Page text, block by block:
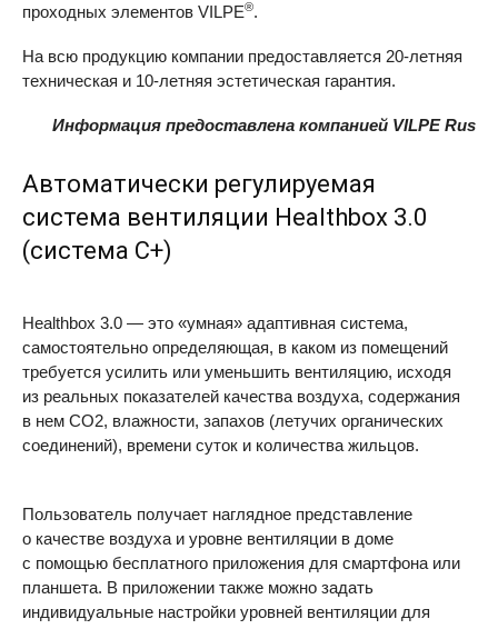
проходных элементов VILPE®.
На всю продукцию компании предоставляется 20-летняя
техническая и 10-летняя эстетическая гарантия.
Информация предоставлена компанией VILPERus
Автоматически регулируемая
система вентиляции Healthbox 3.0
(система С+)
Healthbox 3.0 — это «умная» адаптивная система,
самостоятельно определяющая, в каком из помещений
требуется усилить или уменьшить вентиляцию, исходя
из реальных показателей качества воздуха, содержания
в нем CO2, влажности, запахов (летучих органических
соединений), времени суток и количества жильцов.
Пользователь получает наглядное представление
о качестве воздуха и уровне вентиляции в доме
с помощью бесплатного приложения для смартфона или
планшета. В приложении также можно задать
индивидуальные настройки уровней вентиляции для